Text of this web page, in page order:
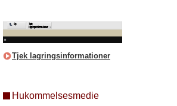
Tjek lagringsinformationer
Hukommelsesmedie